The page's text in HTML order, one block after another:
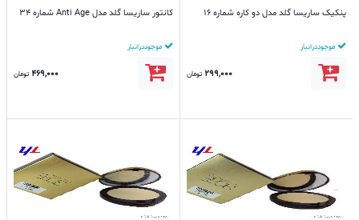
پنکیک ساریسا گلد مدل دو کاره شماره 16
موجود در انبار
299,000 تومان
کانتور ساریسا گلد مدل Anti Age شماره 34
موجود در انبار
469,000 تومان